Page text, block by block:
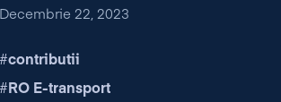
Decembrie 22, 2023
contributii
RO E-transport